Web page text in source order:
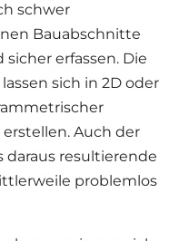
schwer
Bauabschnitte
erfassen. Die
sich in 2D oder
Auch der
daraus resultierende
problemlos